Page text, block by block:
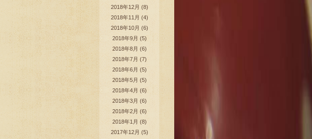
2018年12月 (8)
2018年11月 (4)
2018年10月 (6)
2018年9月 (5)
2018年8月 (6)
2018年7月 (7)
2018年6月 (5)
2018年5月 (5)
2018年4月 (6)
2018年3月 (6)
2018年2月 (6)
2018年1月 (8)
2017年12月 (5)